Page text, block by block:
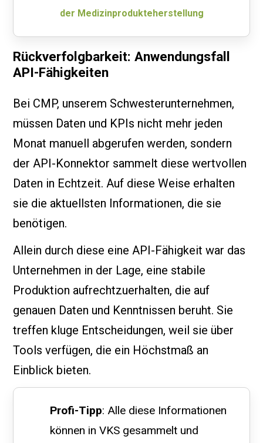
der Medizinprodukteherstellung
Rückverfolgbarkeit: Anwendungsfall
API-Fähigkeiten
Bei CMP, unserem Schwesterunternehmen,
müssen Daten und KPIs nicht mehr jeden
Monat manuell abgerufen werden, sondern
der API-Konnektor sammelt diese wertvollen
Daten in Echtzeit. Auf diese Weise erhalten
sie die aktuellsten Informationen, die sie
benötigen.
Allein durch diese eine API-Fähigkeit war das
Unternehmen in der Lage, eine stabile
Produktion aufrechtzuerhalten, die auf
genauen Daten und Kenntnissen beruht. Sie
treffen kluge Entscheidungen, weil sie über
Tools verfügen, die ein Höchstmaß an
Einblick bieten.
Profi-Tipp: Alle diese Informationen
können in VKS gesammelt und